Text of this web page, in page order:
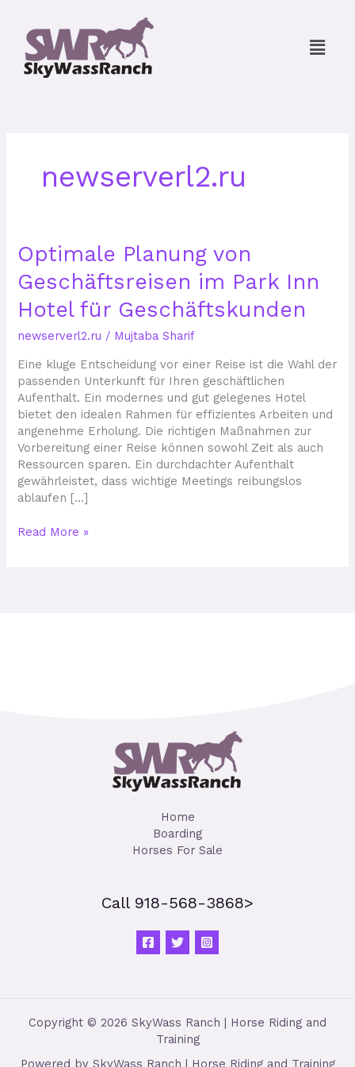
content
Menu
newserverl2.ru
Optimale Planung von
Geschäftsreisen im Park Inn
Hotel für Geschäftskunden
newserverl2.ru / Mujtaba Sharif
Eine kluge Entscheidung vor einer Reise ist die Wahl der
passenden Unterkunft für Ihren geschäftlichen
Aufenthalt. Ein modernes und gut gelegenes Hotel
bietet den idealen Rahmen für effizientes Arbeiten und
angenehme Erholung. Die richtigen Maßnahmen zur
Vorbereitung einer Reise können sowohl Zeit als auch
Ressourcen sparen. Ein durchdachter Aufenthalt
gewährleistet, dass wichtige Meetings reibungslos
ablaufen […]
Optimale
Planung
von
Geschäftsreisen
im
Park
Hotel
für
Geschäftskunden
Read More »
Home
Boarding
Horses For Sale
Call 918-568-3868>
Copyright © 2026 SkyWass Ranch | Horse Riding and
Training
Powered by SkyWass Ranch | Horse Riding and Training